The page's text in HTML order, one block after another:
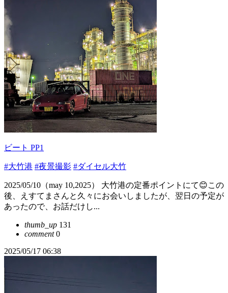
ビート PP1
#大竹港 #夜景撮影 #ダイセル大竹
2025/05/10（may 10,2025） 大竹港の定番ポイントにて😊この
後、えすてまさんと久々にお会いしましたが、翌日の予定が
あったので、お話だけし...
thumb_up 131
comment0
2025/05/17 06:38